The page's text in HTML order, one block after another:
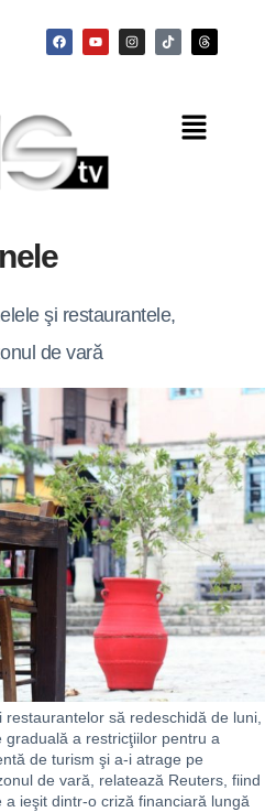
şi restaurantele,
de vară
să redeschidă de luni,
a restricţiilor pentru a
de turism şi a-i atrage pe
de vară, relatează Reuters, fiind
ieşit dintr-o criză financiară lungă